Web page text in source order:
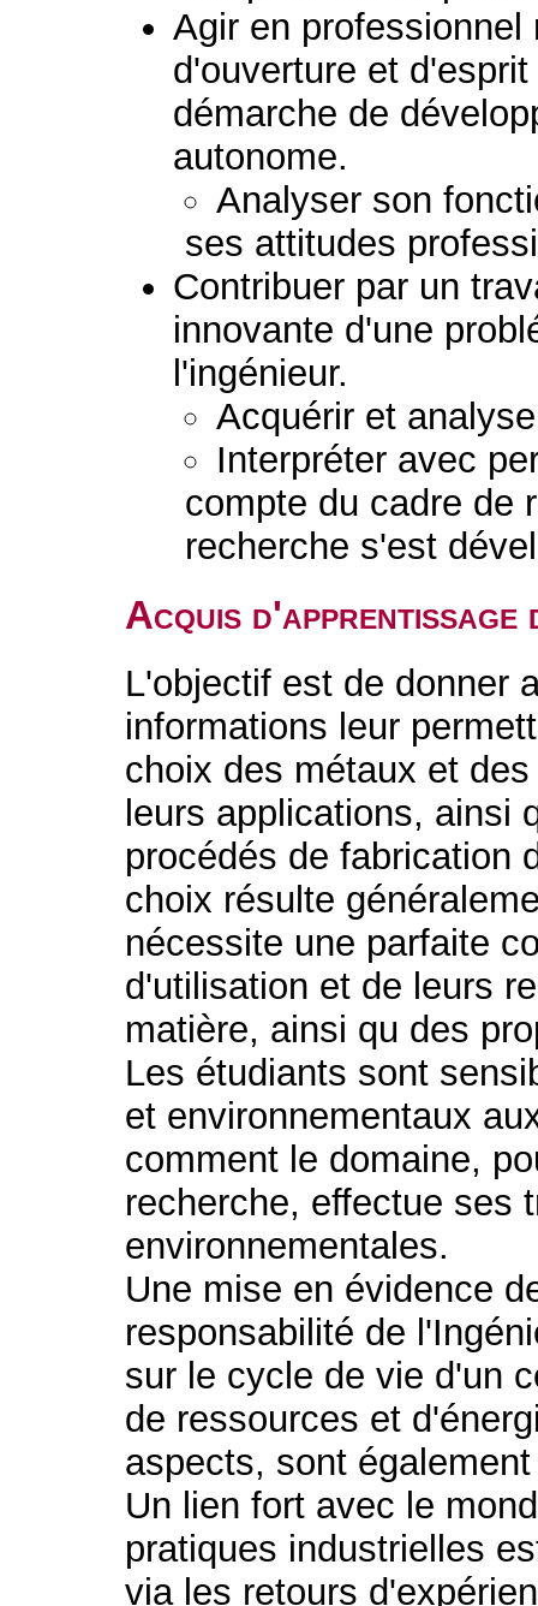
Agir en
d'ouverture et
démarche de
autonome.
Analyser son
ses attitudes
Contribuer par un
innovante d'une
l'ingénieur.
Acquérir et
Interpréter avec
compte du cadre de
recherche s'est
Acquis d'apprentissage
L'objectif est de donner
informations leur
choix des métaux et
leurs applications, ainsi
procédés de fabrication
choix résulte
nécessite une parfaite
d'utilisation et de leurs
matière, ainsi qu des
Les étudiants sont
et environnementaux
comment le domaine,
recherche, effectue ses
environnementales.
Une mise en évidence
responsabilité de
sur le cycle de vie d'un
de ressources et
aspects, sont
Un lien fort avec le
pratiques industrielles
via les retours